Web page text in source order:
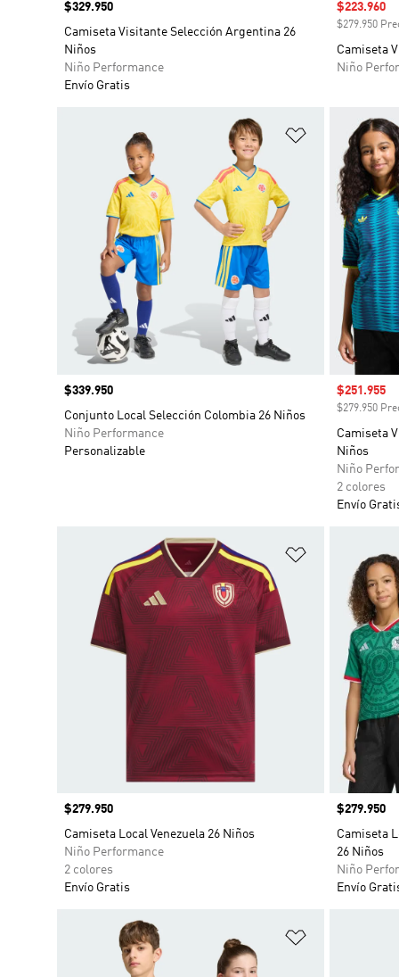
Precio
$329.950
Camiseta Visitante Selección Argentina 26
Niños
Niño Performance
Envío Gratis
Precio de
$223.960
$279.950
Camiseta
Niño
Añadir a la
Precio
$339.950
Conjunto Local Selección Colombia 26 Niños
Niño Performance
Personalizable
Precio de
$251.955
$279.950
Camiseta
Niños
Niño
2 colores
Envío
Añadir a la
Precio
$279.950
Camiseta Local Venezuela 26 Niños
Niño Performance
2 colores
Envío Gratis
Precio
$279.950
Camiseta
26 Niños
Niño
Envío
Añadir a la